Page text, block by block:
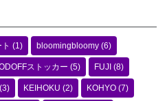
(1) bloomingbloomy (6)
ストッカー (5) FUJI (8)
(3) KEIHOKU (2) KOHYO (7)